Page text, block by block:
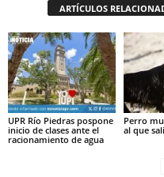
ARTÍCULOS
UPR Río Piedras pospone
inicio de clases ante el
racionamiento de agua
Perro
al que